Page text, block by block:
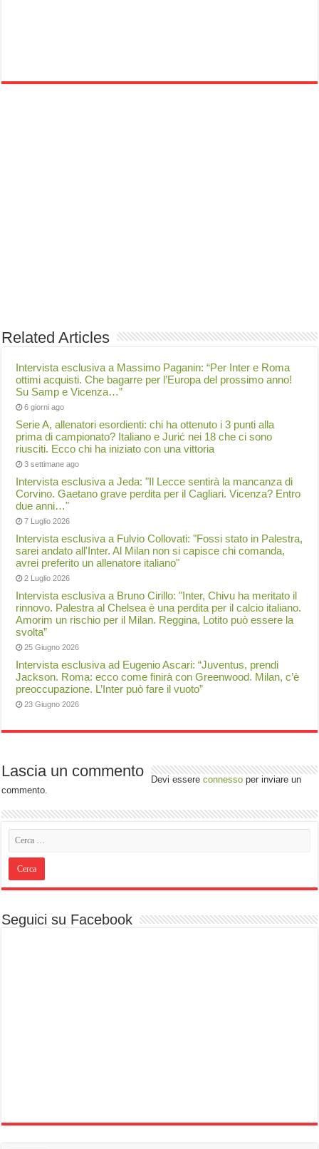
Related Articles
Intervista esclusiva a Massimo Paganin: “Per Inter e Roma
ottimi acquisti. Che bagarre per l’Europa del prossimo anno!
Su Samp e Vicenza…”
6 giorni ago
Serie A, allenatori esordienti: chi ha ottenuto i 3 punti alla
prima di campionato? Italiano e Jurić nei 18 che ci sono
riusciti. Ecco chi ha iniziato con una vittoria
3 settimane ago
Intervista esclusiva a Jeda: "Il Lecce sentirà la mancanza di
Corvino. Gaetano grave perdita per il Cagliari. Vicenza? Entro
due anni…"
7 Luglio 2026
Intervista esclusiva a Fulvio Collovati: "Fossi stato in Palestra,
sarei andato all'Inter. Al Milan non si capisce chi comanda,
avrei preferito un allenatore italiano"
2 Luglio 2026
Intervista esclusiva a Bruno Cirillo: "Inter, Chivu ha meritato il
rinnovo. Palestra al Chelsea è una perdita per il calcio italiano.
Amorim un rischio per il Milan. Reggina, Lotito può essere la
svolta”
25 Giugno 2026
Intervista esclusiva ad Eugenio Ascari: “Juventus, prendi
Jackson. Roma: ecco come finirà con Greenwood. Milan, c’è
preoccupazione. L’Inter può fare il vuoto”
23 Giugno 2026
Lascia un commento Devi essereconnesso per inviare un
commento.
Seguici su Facebook